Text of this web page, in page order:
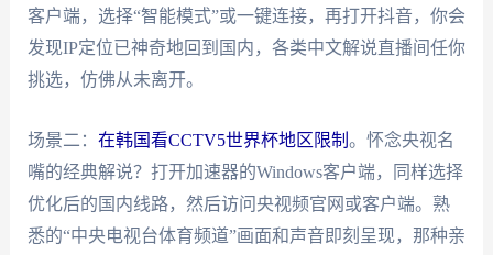
客户端，选择“智能模式”或一键连接，再打开抖音，你会
发现IP定位已神奇地回到国内，各类中文解说直播间任你
挑选，仿佛从未离开。
场景二： 在韩国看CCTV5世界杯地区限制 。怀念央视名
嘴的经典解说？打开加速器的Windows客户端，同样选择
优化后的国内线路，然后访问央视频官网或客户端。熟
悉的“中央电视台体育频道”画面和声音即刻呈现，那种亲